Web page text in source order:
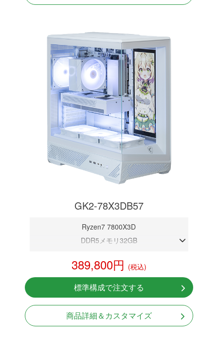
GK2-78X3DB57
Ryzen7 7800X3D
DDR5メモリ32GB
NVMeSSD 1TB
無線LAN Bluetooth対応
Windows11 Home 64bit
LCDスクリーン搭載
389,800円 (税込)
標準構成で注文する
商品詳細＆カスタマイズ